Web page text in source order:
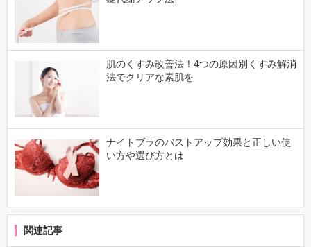
肌のくすみ改善法！4つの原因別くすみ解消
法でクリアな素肌を
ナイトブラのバストアップ効果と正しい使
い方や選び方とは
関連記事